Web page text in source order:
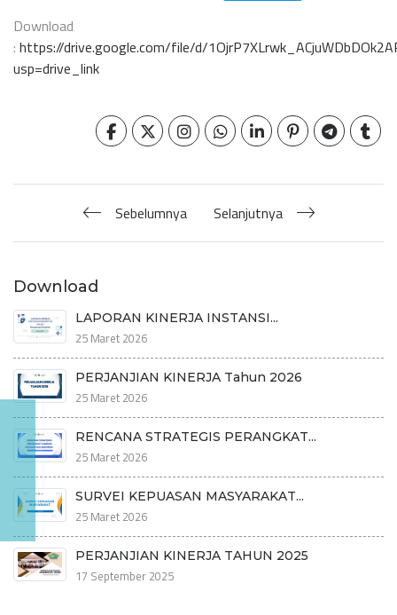
Download
: https://drive.google.com/file/d/
usp=drive_link
Sebelumnya Selanjutnya
Download
LAPORAN KINERJA INSTANSI...
25 Maret 2026
PERJANJIAN KINERJA Tahun 2026
25 Maret 2026
RENCANA STRATEGIS PERANGKAT...
25 Maret 2026
SURVEI KEPUASAN MASYARAKAT...
25 Maret 2026
PERJANJIAN KINERJA TAHUN 2025
17 September 2025